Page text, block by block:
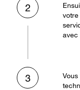
2
avec
3